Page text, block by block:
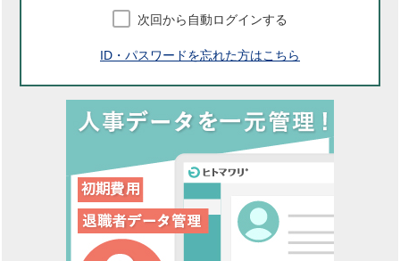
次回から自動ログインする
ID・パスワードを忘れた方はこちら